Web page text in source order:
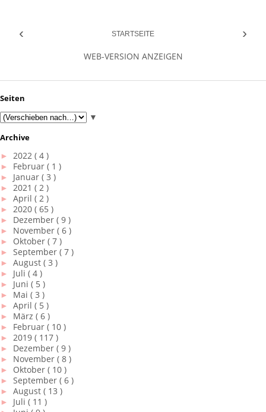
‹ ›
STARTSEITE
WEB-VERSION ANZEIGEN
Seiten
▼
Archive
► 2022 ( 4 )
► Februar ( 1 )
► Januar ( 3 )
► 2021 ( 2 )
► April ( 2 )
► 2020 ( 65 )
► Dezember ( 9 )
► November ( 6 )
► Oktober ( 7 )
► September ( 7 )
► August ( 3 )
► Juli ( 4 )
► Juni ( 5 )
► Mai ( 3 )
► April ( 5 )
► März ( 6 )
► Februar ( 10 )
► 2019 ( 117 )
► Dezember ( 9 )
► November ( 8 )
► Oktober ( 10 )
► September ( 6 )
► August ( 13 )
► Juli ( 11 )